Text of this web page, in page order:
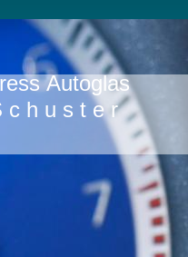
c h u s t e r